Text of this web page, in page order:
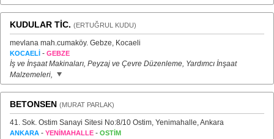
KUDULAR TİC. (ERTUĞRUL KUDU)
mevlana mah.cumaköy. Gebze, Kocaeli
KOCAELİ - GEBZE
İş ve İnşaat Makinaları, Peyzaj ve Çevre Düzenleme, Yardımcı İnşaat
Malzemeleri,
BETONSEN (MURAT PARLAK)
41. Sok. Ostim Sanayi Sitesi No:8/10 Ostim, Yenimahalle, Ankara
ANKARA - YENİMAHALLE - OSTİM